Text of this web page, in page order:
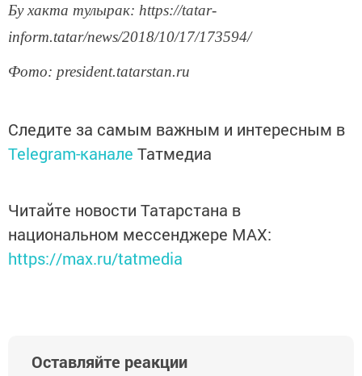
Бу хакта тулырак: https://tatar-
inform.tatar/news/2018/10/17/173594/
Фото: president.tatarstan.ru
Следите за самым важным и интересным в
Telegram-канале Татмедиа
Читайте новости Татарстана в
национальном мессенджере MАХ:
https://max.ru/tatmedia
Оставляйте реакции